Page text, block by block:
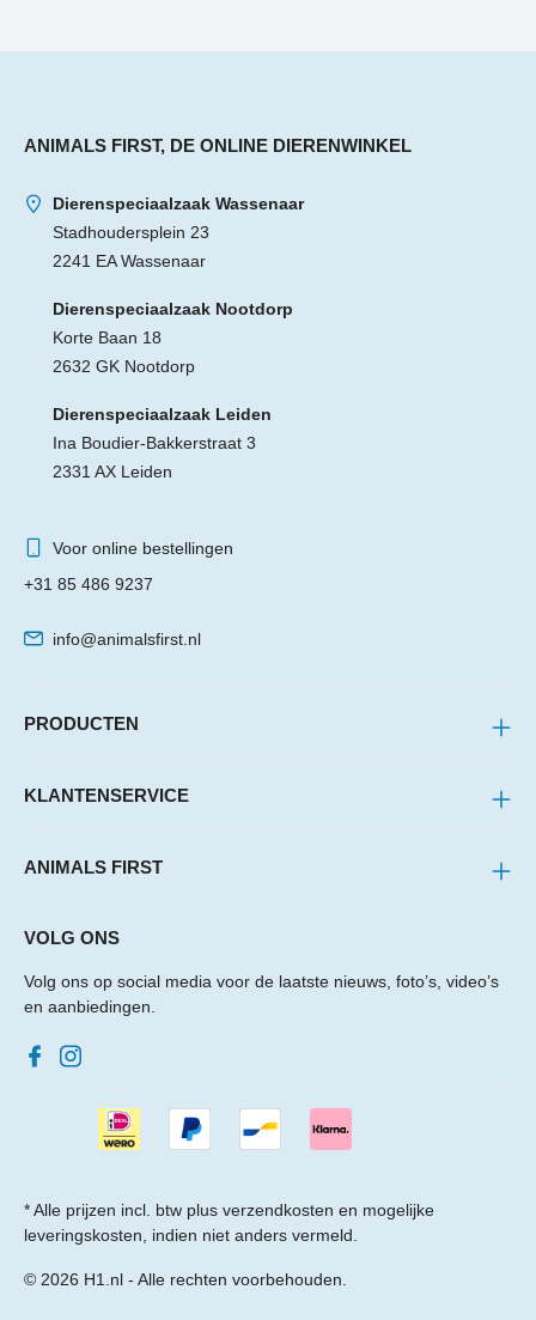
ANIMALS FIRST, DE ONLINE DIERENWINKEL
Dierenspeciaalzaak Wassenaar
Stadhoudersplein 23
2241 EA Wassenaar
Dierenspeciaalzaak Nootdorp
Korte Baan 18
2632 GK Nootdorp
Dierenspeciaalzaak Leiden
Ina Boudier-Bakkerstraat 3
2331 AX Leiden
Voor online bestellingen
+31 85 486 9237
info@animalsfirst.nl
PRODUCTEN
KLANTENSERVICE
ANIMALS FIRST
VOLG ONS
Volg ons op social media voor de laatste nieuws, foto’s, video’s
en aanbiedingen.
* Alle prijzen incl. btw plus verzendkosten en mogelijke
leveringskosten, indien niet anders vermeld.
© 2026 H1.nl - Alle rechten voorbehouden.